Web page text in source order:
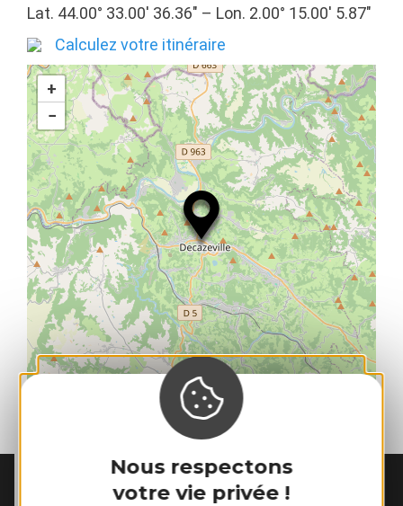
Nous respectons
votre vie privée !
Lat. 44.00° 33.00′ 36.36″ – Lon. 2.00° 15.00′ 5.87″
Calculez votre itinéraire
+
−
Leaflet | Map data © OpenStreetMap contributors